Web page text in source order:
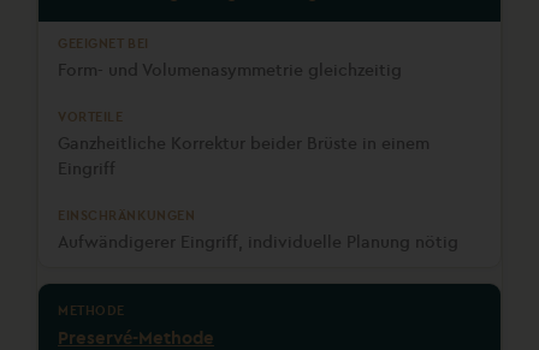
Form- und Volumenasymmetrie gleichzeitig
Ganzheitliche Korrektur beider Brüste in einem
Eingriff
Aufwändigerer Eingriff, individuelle Planung nötig
Preservé-Methode